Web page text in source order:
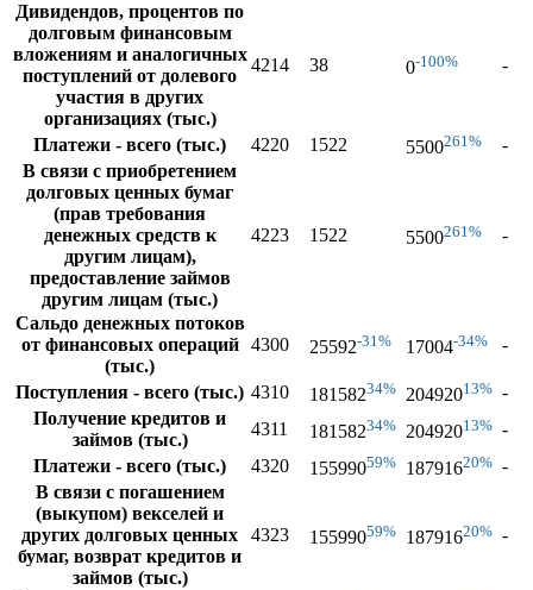
Дивидендов, процентов по
долговым финансовым
вложениям и аналогичных
поступлений от долевого
участия в других
организациях (тыс.)
4214 38 0-100% -
Платежи - всего (тыс.) 4220 1522 5500261%
-
В связи с приобретением
долговых ценных бумаг
(прав требования
денежных средств к
другим лицам),
предоставление займов
другим лицам (тыс.)
4223 1522 5500261% -
Сальдо денежных потоков
от финансовых операций
(тыс.)
4300 25592-31% 17004-34% -
Поступления - всего (тыс.) 4310 18158234% 20492013% -
Получение кредитов и
займов (тыс.)
4311 18158234% 20492013% -
Платежи - всего (тыс.)
4320 15599059% 18791620% -
В связи с погашением
(выкупом) векселей и
других долговых ценных
бумаг, возврат кредитов и
займов (тыс.)
4323 15599059% 18791620% -